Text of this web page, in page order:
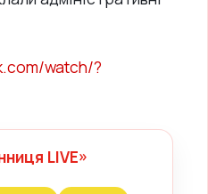
watch/?
LIVE»